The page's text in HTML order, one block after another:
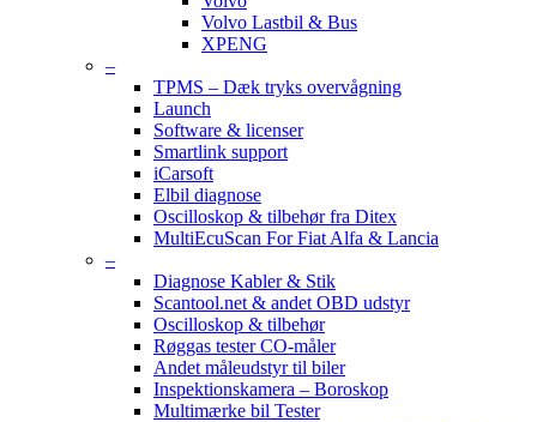
Volvo Lastbil & Bus
XPENG
–
TPMS – Dæk tryks overvågning
Launch
Software & licenser
Smartlink support
iCarsoft
Elbil diagnose
Oscilloskop & tilbehør fra Ditex
MultiEcuScan For Fiat Alfa & Lancia
–
Diagnose Kabler & Stik
Scantool.net & andet OBD udstyr
Oscilloskop & tilbehør
Røggas tester CO-måler
Andet måleudstyr til biler
Inspektionskamera – Boroskop
Multimærke bil Tester